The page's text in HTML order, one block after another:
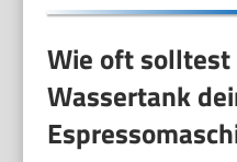
Wie oft solltest
Wassertank